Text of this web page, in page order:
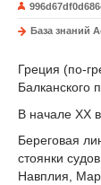
База знаний
Греция (по-
Балканского
В начале XX
Береговая
стоянки
Навплия,